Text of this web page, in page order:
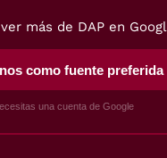
DE AIRE
más de DAP en
como fuente preferida
una cuenta de Google